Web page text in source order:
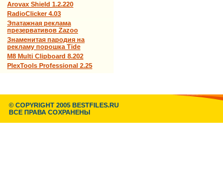
Arovax Shield 1.2.220
RadioClicker 4.03
Эпатажная реклама
презервативов Zazoo
Знаменитая пародия на
рекламу порошка Tide
M8 Multi Clipboard 8.202
PlexTools Professional 2.25
© COPYRIGHT 2005 BESTFILES.RU
ВСЕ ПРАВА СОХРАНЕНЫ